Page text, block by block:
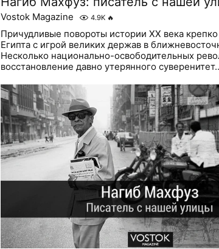
Vostok Magazine 4.9K 🔥
Причудливые повороты истории XX века крепко
Египта с игрой великих держав в
Несколько национально-освободительных
восстановление давно утерянного